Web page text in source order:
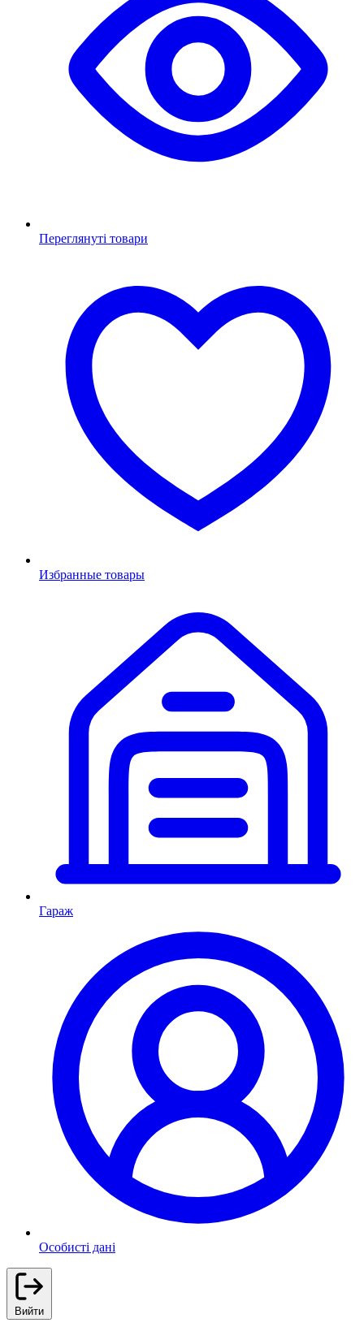
Переглянуті товари
Избранные товары
Гараж
Особисті дані
Вийти